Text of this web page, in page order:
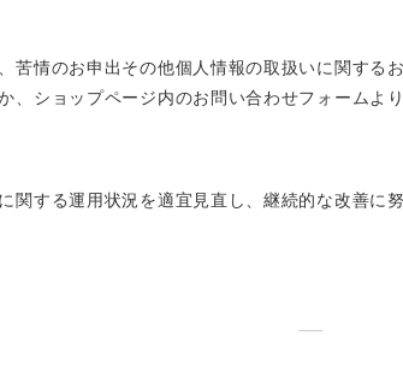
苦情のお申出その他個人情報の取扱いに関する
、ショップページ内のお問い合わせフォームよ
関する運用状況を適宜見直し、継続的な改善に